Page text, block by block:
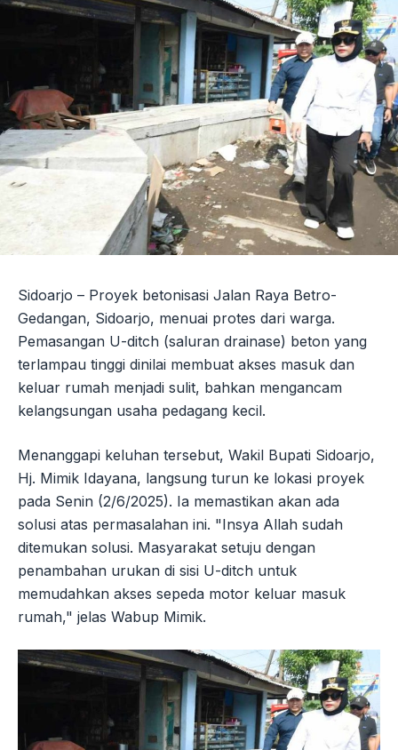
Sidoarjo – Proyek betonisasi Jalan Raya Betro-
Gedangan, Sidoarjo, menuai protes dari warga.
Pemasangan U-ditch (saluran drainase) beton yang
terlampau tinggi dinilai membuat akses masuk dan
keluar rumah menjadi sulit, bahkan mengancam
kelangsungan usaha pedagang kecil.
Menanggapi keluhan tersebut, Wakil Bupati Sidoarjo,
Hj. Mimik Idayana, langsung turun ke lokasi proyek
pada Senin (2/6/2025). Ia memastikan akan ada
solusi atas permasalahan ini. "Insya Allah sudah
ditemukan solusi. Masyarakat setuju dengan
penambahan urukan di sisi U-ditch untuk
memudahkan akses sepeda motor keluar masuk
rumah," jelas Wabup Mimik.